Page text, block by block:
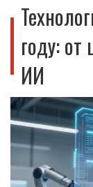
году:
ИИ